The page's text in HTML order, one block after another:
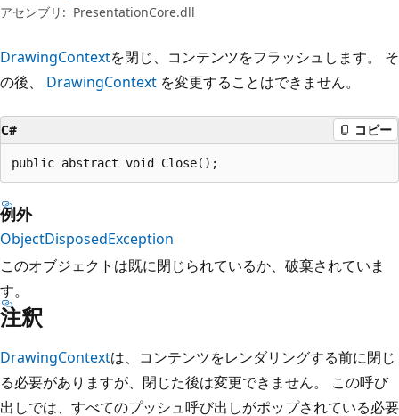
アセンブリ: PresentationCore.dll
DrawingContextを閉じ、コンテンツをフラッシュします。 そ
の後、 DrawingContext を変更することはできません。
C# コピー
public abstract void Close();
例外
ObjectDisposedException
このオブジェクトは既に閉じられているか、破棄されていま
す。
注釈
DrawingContextは、コンテンツをレンダリングする前に閉じ
る必要がありますが、閉じた後は変更できません。 この呼び
出しでは、すべてのプッシュ呼び出しがポップされている必要